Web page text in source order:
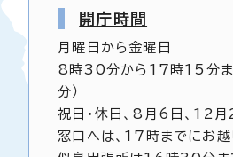
開庁時間
月曜日から金曜日
8時30分から17時15分ま
分）
祝日・休日、8月6日、12
窓口へは、17時までにお越